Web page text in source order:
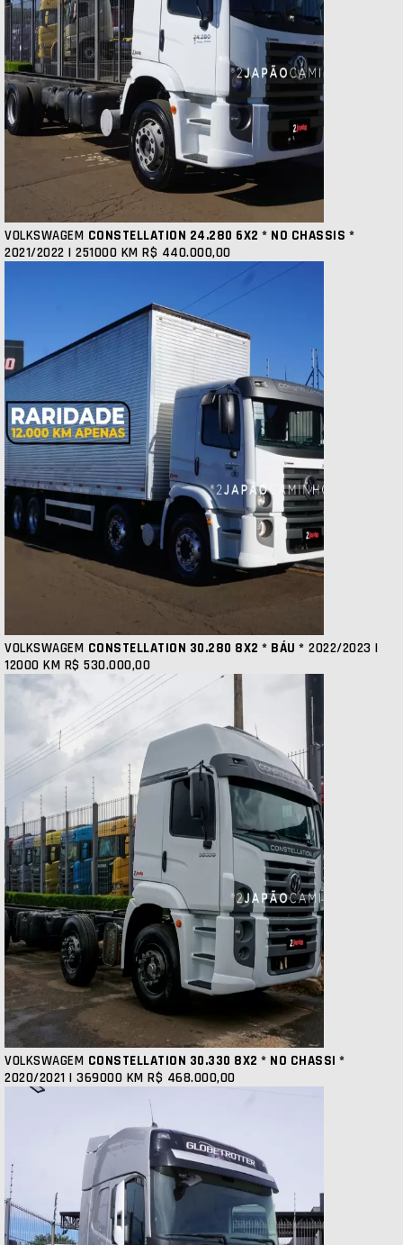
VOLKSWAGEM CONSTELLATION 24.280 6X2 * NO CHASSIS *
2021/2022 | 251000 KM R$ 440.000,00
VOLKSWAGEM CONSTELLATION 30.280 8X2 * BÁU * 2022/2023 |
12000 KM R$ 530.000,00
VOLKSWAGEM CONSTELLATION 30.330 8X2 * NO CHASSI *
2020/2021 | 369000 KM R$ 468.000,00